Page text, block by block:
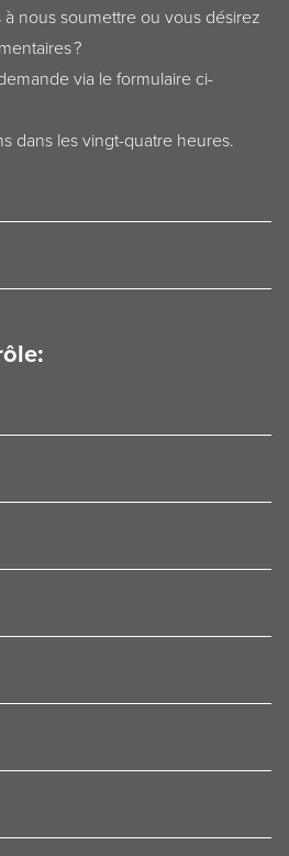
nous soumettre ou vous désirez
?
via le formulaire ci-
dans les vingt-quatre heures.